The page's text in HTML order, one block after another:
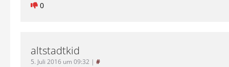
0
altstadtkid
5. Juli 2016 um 09:32 | #